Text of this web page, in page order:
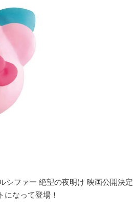
シファー 絶望の夜明け 映画公開決定
なって登場！